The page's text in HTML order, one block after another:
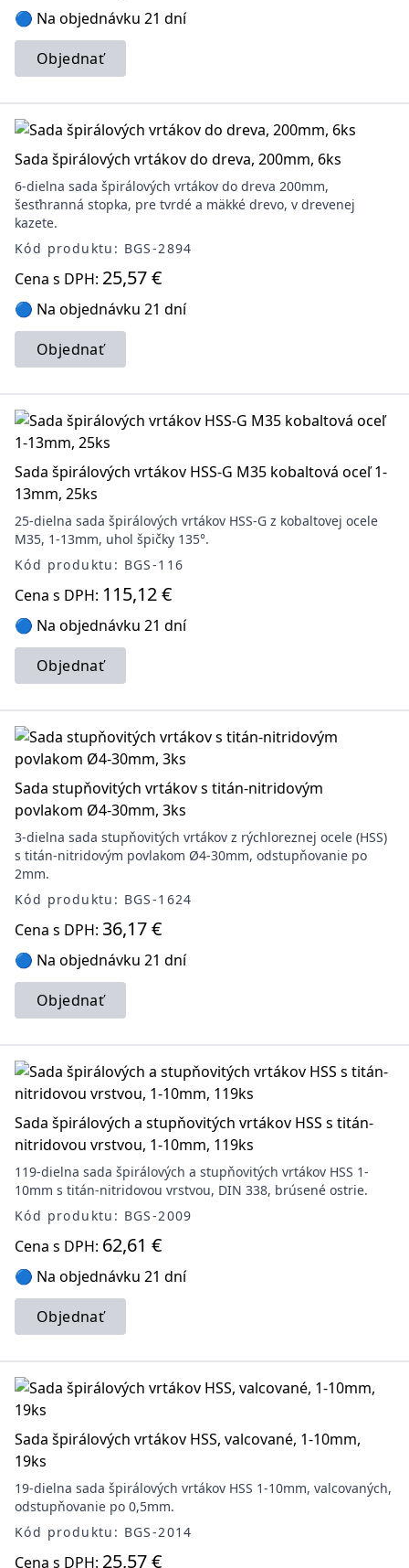
🔵 Na objednávku 21 dní
Objednať
Sada špirálových vrtákov do dreva, 200mm, 6ks
6-dielna sada špirálových vrtákov do dreva 200mm,
šesťhranná stopka, pre tvrdé a mäkké drevo, v drevenej
kazete.
Kód produktu: BGS-2894
Cena s DPH: 25,57 €
🔵 Na objednávku 21 dní
Objednať
Sada špirálových vrtákov HSS-G M35 kobaltová oceľ 1-
13mm, 25ks
25-dielna sada špirálových vrtákov HSS-G z kobaltovej ocele
M35, 1-13mm, uhol špičky 135°.
Kód produktu: BGS-116
Cena s DPH: 115,12 €
🔵 Na objednávku 21 dní
Objednať
Sada stupňovitých vrtákov s titán-nitridovým
povlakom Ø4-30mm, 3ks
3-dielna sada stupňovitých vrtákov z rýchloreznej ocele (HSS)
s titán-nitridovým povlakom Ø4-30mm, odstupňovanie po
2mm.
Kód produktu: BGS-1624
Cena s DPH: 36,17 €
🔵 Na objednávku 21 dní
Objednať
Sada špirálových a stupňovitých vrtákov HSS s titán-
nitridovou vrstvou, 1-10mm, 119ks
119-dielna sada špirálových a stupňovitých vrtákov HSS 1-
10mm s titán-nitridovou vrstvou, DIN 338, brúsené ostrie.
Kód produktu: BGS-2009
Cena s DPH: 62,61 €
🔵 Na objednávku 21 dní
Objednať
Sada špirálových vrtákov HSS, valcované, 1-10mm,
19ks
19-dielna sada špirálových vrtákov HSS 1-10mm, valcovaných,
odstupňovanie po 0,5mm.
Kód produktu: BGS-2014
Cena s DPH: 25,57 €